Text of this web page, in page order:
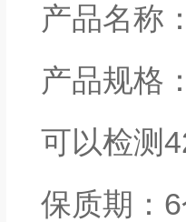
产品名称
产品规格
可以检测
保质期：